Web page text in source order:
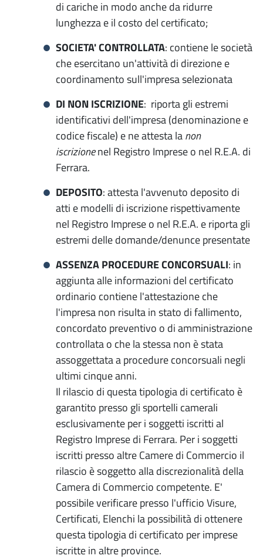
di cariche in modo anche da ridurre
lunghezza e il costo del certificato;
SOCIETA' CONTROLLATA: contiene le società
che esercitano un'attività di direzione e
coordinamento sull'impresa selezionata
DI NON ISCRIZIONE: riporta gli estremi
identificativi dell'impresa (denominazione e
codice fiscale) e ne attesta lanon
iscrizionenel Registro Imprese o nel R.E.A. di
Ferrara.
DEPOSITO: attesta l'avvenuto deposito di
atti e modelli di iscrizione rispettivamente
nel Registro Imprese o nel R.E.A. e riporta gli
estremi delle domande/denunce presentate
ASSENZA PROCEDURE CONCORSUALI: in
aggiunta alle informazioni del certificato
ordinario contiene l'attestazione che
l'impresa non risulta in stato di fallimento,
concordato preventivo o di amministrazione
controllata o che la stessa non è stata
assoggettata a procedure concorsuali negli
ultimi cinque anni.
Il rilascio di questa tipologia di certificato è
garantito presso gli sportelli camerali
esclusivamente per i soggetti iscritti al
Registro Imprese di Ferrara. Per i soggetti
iscritti presso altre Camere di Commercio il
rilascio è soggetto alla discrezionalità della
Camera di Commercio competente. E'
possibile verificare presso l'ufficio Visure,
Certificati, Elenchi la possibilità di ottenere
questa tipologia di certificato per imprese
iscritte in altre province.